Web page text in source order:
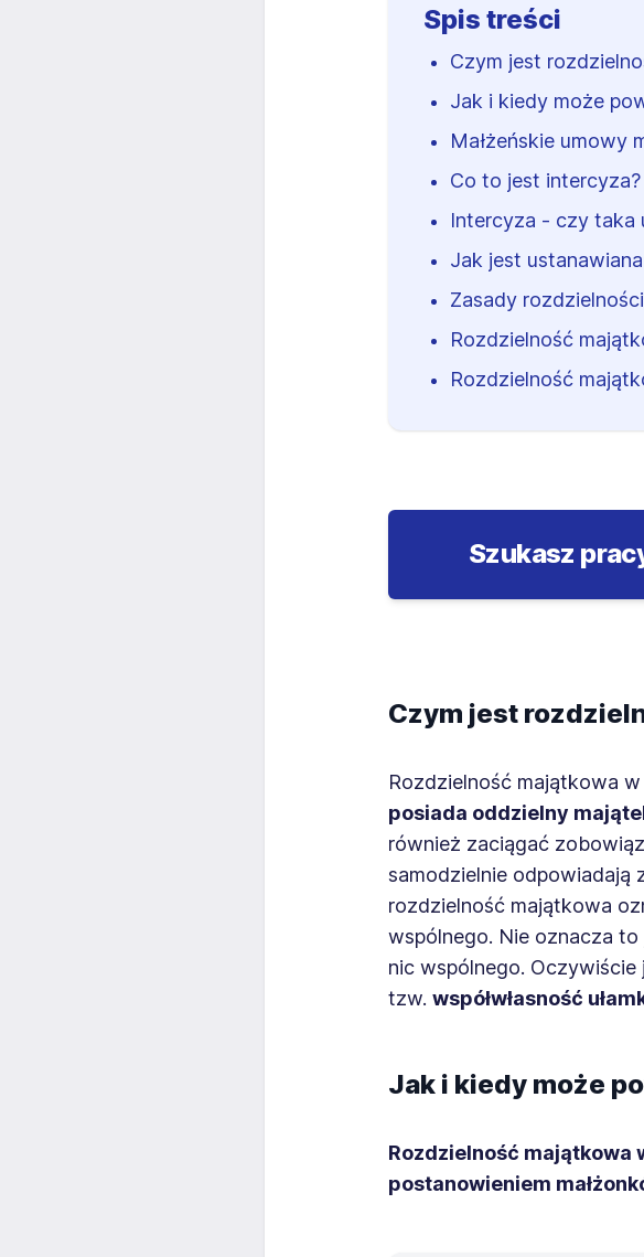
Spis treści
Czym jest
Jak i kiedy może
Małżeńskie umowy
Co to jest
Intercyza - czy taka
Jak jest
Zasady
Rozdzielność
Rozdzielność
Szukasz
Czym jest
Rozdzielność majątkowa
posiada oddzielny
również zaciągać
samodzielnie odpowiadają
rozdzielność majątkowa
wspólnego. Nie oznacza to
nic wspólnego.
tzw. współwłasność
Jak i kiedy może
Rozdzielność majątkowa
postanowieniem